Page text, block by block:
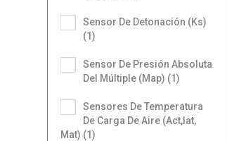
Sensor De Detonación (Ks)
(1)
Sensor De Presión Absoluta
Del Múltiple (Map) (1)
Sensores De Temperatura
De Carga De Aire (Act,Iat,
Mat) (1)